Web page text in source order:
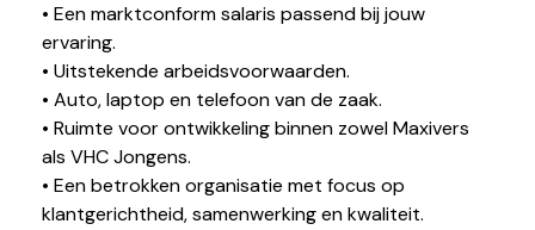
• Een marktconform salaris passend bij jouw
ervaring.
• Uitstekende arbeidsvoorwaarden.
• Auto, laptop en telefoon van de zaak.
• Ruimte voor ontwikkeling binnen zowel Maxivers
als VHC Jongens.
• Een betrokken organisatie met focus op
klantgerichtheid, samenwerking en kwaliteit.